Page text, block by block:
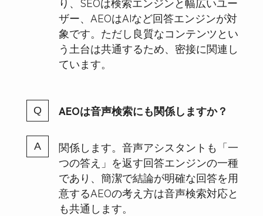
ザー、AEOはAIなど回答エンジンが対
象です。ただし良質なコンテンツとい
う土台は共通するため、密接に関連し
ています。
AEOは音声検索にも関係しますか？
関係します。音声アシスタントも「一
つの答え」を返す回答エンジンの一種
であり、簡潔で結論が明確な回答を用
意するAEOの考え方は音声検索対応と
も共通します。